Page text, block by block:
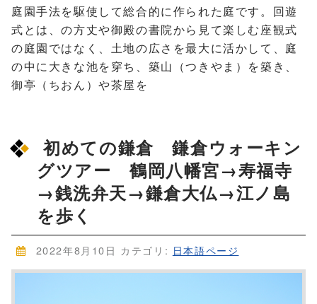
庭園手法を駆使して総合的に作られた庭です。回遊
式とは、の方丈や御殿の書院から見て楽しむ座観式
の庭園ではなく、土地の広さを最大に活かして、庭
の中に大きな池を穿ち、築山（つきやま）を築き、
御亭（ちおん）や茶屋を
初めての鎌倉 鎌倉ウォーキン
グツアー 鶴岡八幡宮→寿福寺
→銭洗弁天→鎌倉大仏→江ノ島
を歩く
2022年8月10日 カテゴリ: 日本語ページ